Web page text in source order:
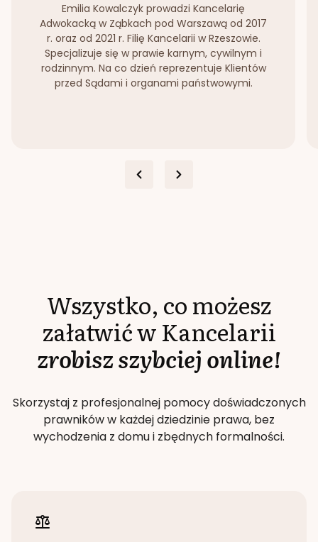
Emilia Kowalczyk prowadzi Kancelarię
Adwokacką w Ząbkach pod Warszawą od 2017
r. oraz od 2021 r. Filię Kancelarii w Rzeszowie.
Specjalizuje się w prawie karnym, cywilnym i
rodzinnym. Na co dzień reprezentuje Klientów
przed Sądami i organami państwowymi.
Wszystko, co możesz
załatwić w Kancelarii
zrobisz szybciej online!
Skorzystaj z profesjonalnej pomocy doświadczonych
prawników w każdej dziedzinie prawa, bez
wychodzenia z domu i zbędnych formalności.